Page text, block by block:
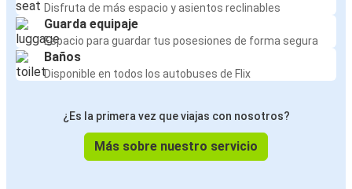
Disfruta de más espacio y asientos reclinables
Guarda equipaje
Espacio para guardar tus posesiones de forma segura
Baños
Disponible en todos los autobuses de Flix
¿Es la primera vez que viajas con nosotros?
Más sobre nuestro servicio